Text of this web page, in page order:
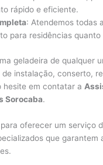
rápido e eficiente.
: Atendemos todas
para residências quanto
geladeira de qualquer
instalação, conserto,
hesite em contatar a
Sorocaba.
oferecer um serviço
que garantem